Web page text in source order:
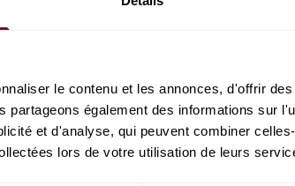
le contenu et les annonces, d'offrir
partageons également des informations sur
et d'analyse, qui peuvent combiner
lors de votre utilisation de leurs
pour trouver la
mais elles sont toutes
contexte généralement
court terme